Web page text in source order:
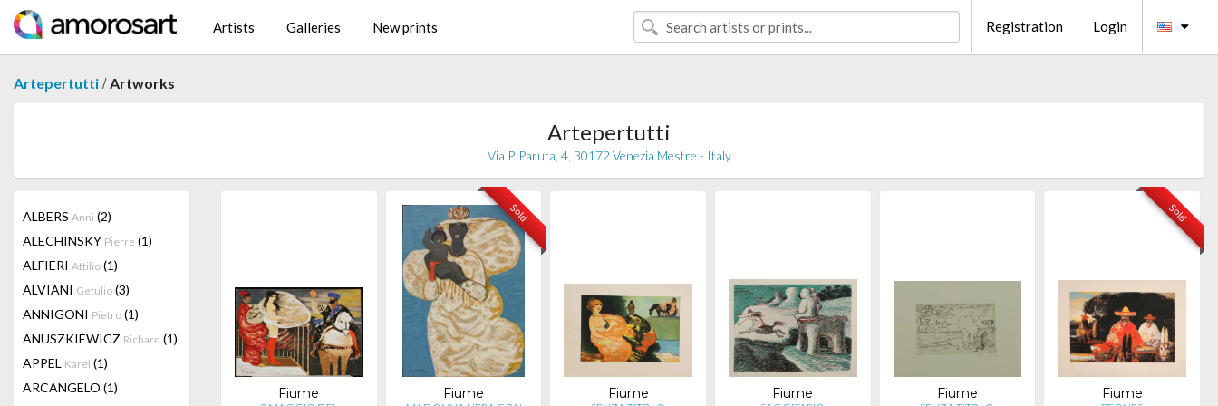
Artists Galleries New prints Registration Login
Artepertutti /Artworks
Artepertutti
Via P. Paruta, 4, 30172 Venezia Mestre - Italy
ALBERS Anni (2)
ALECHINSKY Pierre (1)
ALFIERI Attilio (1)
ALVIANI Getulio (3)
ANNIGONI Pietro (1)
ANUSZKIEWICZ Richard (1)
APPEL Karel (1)
ARCANGELO (1)
Fiume
Sold
Fiume Fiume Fiume Fiume
Sold
Fiume